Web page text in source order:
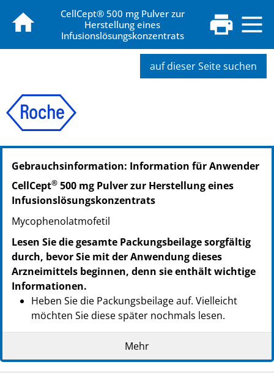
CellCept® 500 mg Pulver zur
Herstellung eines
Infusionslösungskonzentrats
auf dieser Seite suchen
PZN: 00080016
PPN: 110008001656
NTIN: 04150000800165
Gebrauchsinformation: Information für Anwender
CellCept® 500 mg Pulver zur Herstellung eines
Infusionslösungskonzentrats
Mycophenolatmofetil
Lesen Sie die gesamte Packungsbeilage sorgfältig
durch, bevor Sie mit der Anwendung dieses
Arzneimittels beginnen, denn sie enthält wichtige
Informationen.
Heben Sie die Packungsbeilage auf. Vielleicht
möchten Sie diese später nochmals lesen.
Wenn Sie weitere Fragen haben, wenden Sie sich
an Ihren Arzt oder das medizinische
Fachpersonal.
Mehr